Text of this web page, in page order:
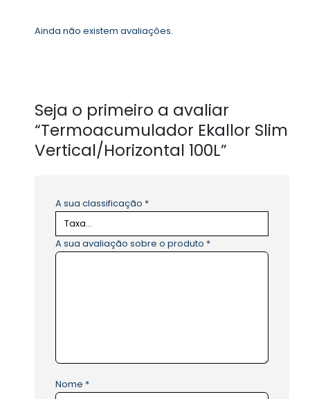
Ainda não existem avaliações.
Seja o primeiro a avaliar
“Termoacumulador Ekallor Slim
Vertical/Horizontal 100L”
A sua classificação *
A sua avaliação sobre o produto *
Nome *